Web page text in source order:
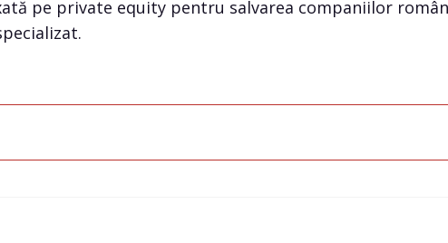
pe private equity pentru salvarea companiilor